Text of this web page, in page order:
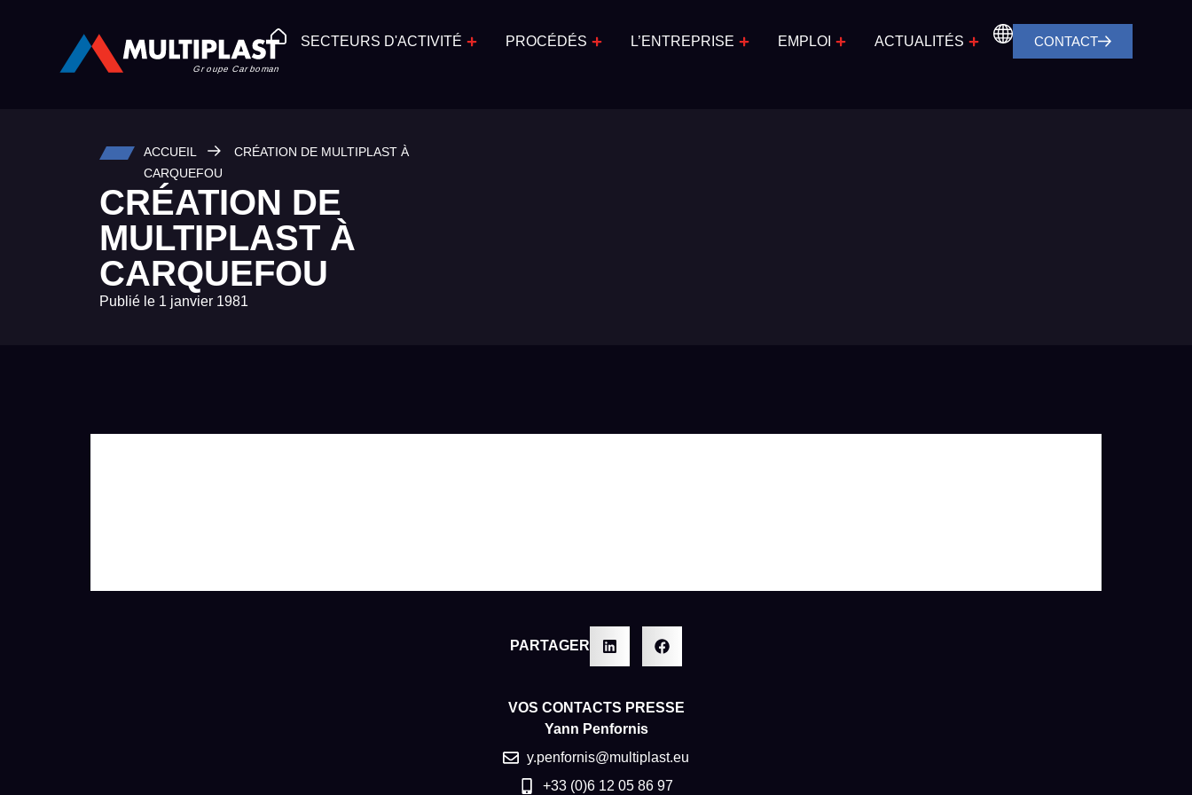
SECTEURS D'ACTIVITÉ PROCÉDÉS L’ENTREPRISE EMPLOI ACTUALITÉS CONTACT
ACCUEIL
CRÉATION DE MULTIPLAST À
CARQUEFOU
CRÉATION DE
MULTIPLAST À
CARQUEFOU
Publié le 1 janvier 1981
PARTAGER
VOS CONTACTS PRESSE
Yann Penfornis
y.penfornis@multiplast.eu
+33 (0)6 12 05 86 97